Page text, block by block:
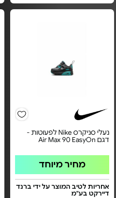
נעלי סניקרס Nike לפעוטות -
דגם Air Max 90 EasyOn
מחיר מיוחד
אחריות לטיב המוצר על ידי ברנד
דיירקט בע"מ